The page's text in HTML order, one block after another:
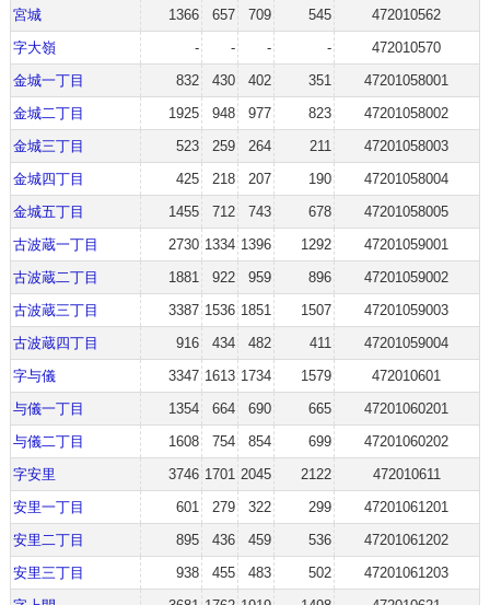
宮城
1366 657 709 545
472010562
字大嶺
- - - -
472010570
金城一丁目
832 430 402 351
47201058001
金城二丁目
1925 948 977 823
47201058002
金城三丁目
523 259 264 211
47201058003
金城四丁目
425 218 207 190
47201058004
金城五丁目
1455 712 743 678
47201058005
古波蔵一丁目
2730 1334 1396 1292
47201059001
古波蔵二丁目
1881 922 959 896
47201059002
古波蔵三丁目
3387 1536 1851 1507
47201059003
古波蔵四丁目
916 434 482 411
47201059004
字与儀
3347 1613 1734 1579
472010601
与儀一丁目
1354 664 690 665
47201060201
与儀二丁目
1608 754 854 699
47201060202
字安里
3746 1701 2045 2122
472010611
安里一丁目
601 279 322 299
47201061201
安里二丁目
895 436 459 536
47201061202
安里三丁目
938 455 483 502
47201061203